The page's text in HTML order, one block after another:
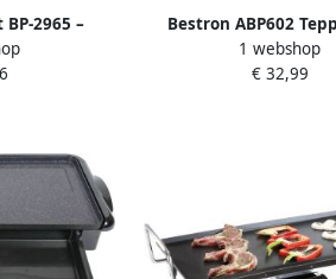
2965 –
op tafel
cm Voor 4
Bestron ABP602
Bakplaat voor 4
Tafelgrill electrisch
1 webshop
€ 32,99